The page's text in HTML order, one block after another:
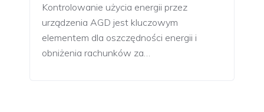
Kontrolowanie użycia energii przez
urządzenia AGD jest kluczowym
elementem dla oszczędności energii i
obniżenia rachunków za…